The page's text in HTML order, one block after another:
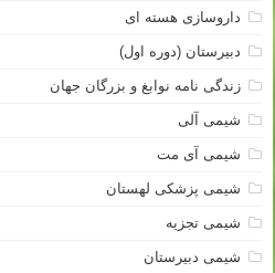
داروسازی هسته ای
دبیرستان (دوره اول)
زندگی نامه نوابغ و بزرگان جهان
شیمی آلی
شیمی آی مت
شیمی پزشکی لهستان
شیمی تجزیه
شیمی دبیرستان